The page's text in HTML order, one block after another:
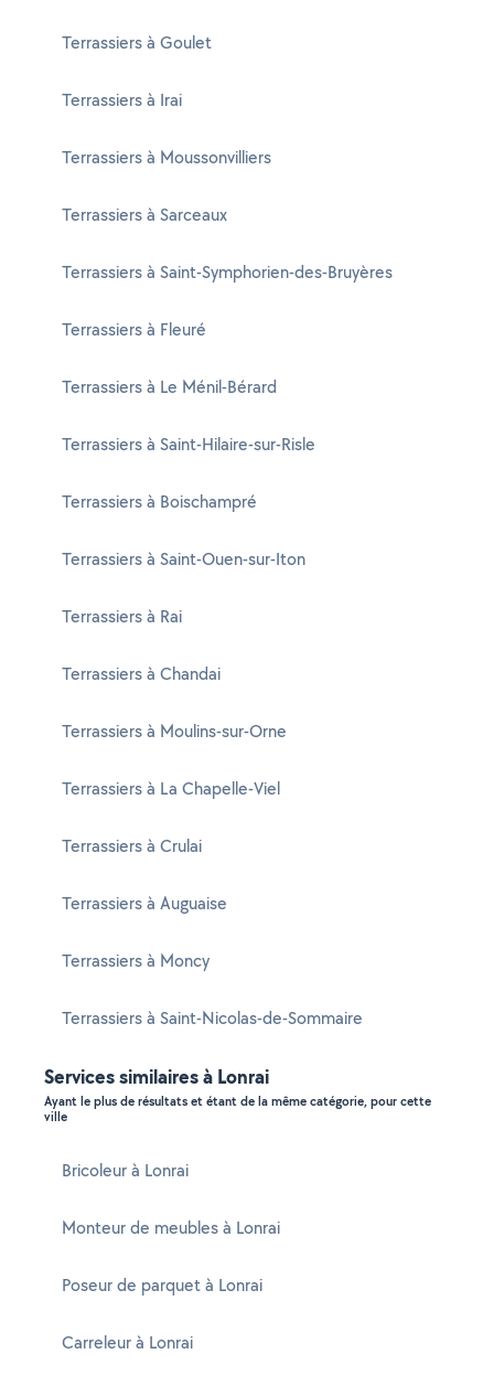
Terrassiers à Goulet
Terrassiers à Irai
Terrassiers à Moussonvilliers
Terrassiers à Sarceaux
Terrassiers à Saint-Symphorien-des-Bruyères
Terrassiers à Fleuré
Terrassiers à Le Ménil-Bérard
Terrassiers à Saint-Hilaire-sur-Risle
Terrassiers à Boischampré
Terrassiers à Saint-Ouen-sur-Iton
Terrassiers à Rai
Terrassiers à Chandai
Terrassiers à Moulins-sur-Orne
Terrassiers à La Chapelle-Viel
Terrassiers à Crulai
Terrassiers à Auguaise
Terrassiers à Moncy
Terrassiers à Saint-Nicolas-de-Sommaire
Services similaires à Lonrai
Ayant le plus de résultats et étant de la même catégorie, pour cette
ville
Bricoleur à Lonrai
Monteur de meubles à Lonrai
Poseur de parquet à Lonrai
Carreleur à Lonrai